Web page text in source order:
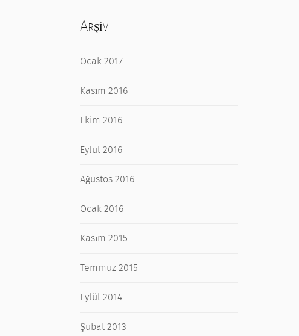
Arşiv
Ocak 2017
Kasım 2016
Ekim 2016
Eylül 2016
Ağustos 2016
Ocak 2016
Kasım 2015
Temmuz 2015
Eylül 2014
Şubat 2013